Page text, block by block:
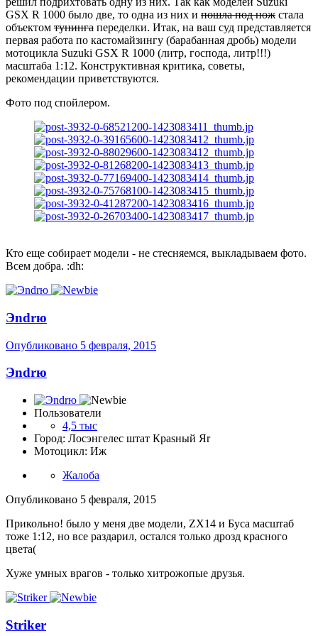
GSX R 1000 было две, то одна из них и пошла под нож стала
объектом тунинга переделки. Итак, на ваш суд представляется
первая работа по кастомайзингу (барабанная дробь) модели
мотоцикла Suzuki GSX R 1000 (литр, господа, литр!!!)
масштаба 1:12. Конструктивная критика, советы,
рекомендации приветствуются.
Фото под спойлером.
Кто еще собирает модели - не стесняемся, выкладываем фото.
Всем добра. :dh:
Эndrю
Опубликовано 5 февраля, 2015
Эndrю
Пользователи
4,5 тыс
Город: Лосэнгелес штат Краsный Яr
Мотоцикл: Иж
Жалоба
Опубликовано 5 февраля, 2015
Прикольно! было у меня две модели, ZX14 и Буса масштаб
тоже 1:12, но все раздарил, остался только дрозд красного
цвета(
Хуже умных врагов - только хитрожопые друзья.
Striker